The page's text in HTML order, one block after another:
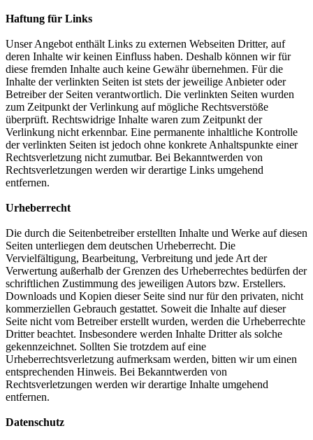
Haftung für Links
Unser Angebot enthält Links zu externen Webseiten Dritter, auf
deren Inhalte wir keinen Einfluss haben. Deshalb können wir für
diese fremden Inhalte auch keine Gewähr übernehmen. Für die
Inhalte der verlinkten Seiten ist stets der jeweilige Anbieter oder
Betreiber der Seiten verantwortlich. Die verlinkten Seiten wurden
zum Zeitpunkt der Verlinkung auf mögliche Rechtsverstöße
überprüft. Rechtswidrige Inhalte waren zum Zeitpunkt der
Verlinkung nicht erkennbar. Eine permanente inhaltliche Kontrolle
der verlinkten Seiten ist jedoch ohne konkrete Anhaltspunkte einer
Rechtsverletzung nicht zumutbar. Bei Bekanntwerden von
Rechtsverletzungen werden wir derartige Links umgehend
entfernen.
Urheberrecht
Die durch die Seitenbetreiber erstellten Inhalte und Werke auf diesen
Seiten unterliegen dem deutschen Urheberrecht. Die
Vervielfältigung, Bearbeitung, Verbreitung und jede Art der
Verwertung außerhalb der Grenzen des Urheberrechtes bedürfen der
schriftlichen Zustimmung des jeweiligen Autors bzw. Erstellers.
Downloads und Kopien dieser Seite sind nur für den privaten, nicht
kommerziellen Gebrauch gestattet. Soweit die Inhalte auf dieser
Seite nicht vom Betreiber erstellt wurden, werden die Urheberrechte
Dritter beachtet. Insbesondere werden Inhalte Dritter als solche
gekennzeichnet. Sollten Sie trotzdem auf eine
Urheberrechtsverletzung aufmerksam werden, bitten wir um einen
entsprechenden Hinweis. Bei Bekanntwerden von
Rechtsverletzungen werden wir derartige Inhalte umgehend
entfernen.
Datenschutz